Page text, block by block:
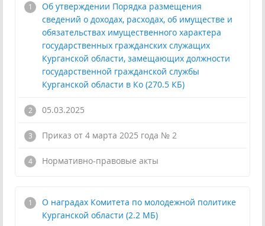
Об утверждении Порядка размещения
сведений о доходах, расходах, об имуществе и
обязательствах имущественного характера
государственных гражданских служащих
Курганской области, замещающих должности
государственной гражданской службы
Курганской области в Ко (270.5 КБ)
05.03.2025
Приказ от 4 марта 2025 года № 2
Нормативно-правовые акты
О наградах Комитета по молодежной политике
Курганской области (2.2 МБ)